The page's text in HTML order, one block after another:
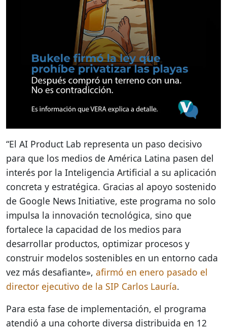
“El AI Product Lab representa un paso decisivo
para que los medios de América Latina pasen del
interés por la Inteligencia Artificial a su aplicación
concreta y estratégica. Gracias al apoyo sostenido
de Google News Initiative, este programa no solo
impulsa la innovación tecnológica, sino que
fortalece la capacidad de los medios para
desarrollar productos, optimizar procesos y
construir modelos sostenibles en un entorno cada
vez más desafiante», afirmó en enero pasado el
director ejecutivo de la SIP Carlos Lauría.
Para esta fase de implementación, el programa
atendió a una cohorte diversa distribuida en 12